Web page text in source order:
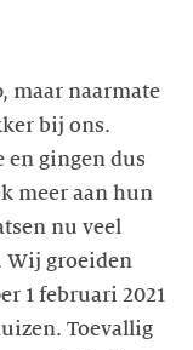
maar naarmate
bij ons.
en gingen dus
meer aan hun
nu veel
Wij groeiden
1 februari 2021
Toevallig